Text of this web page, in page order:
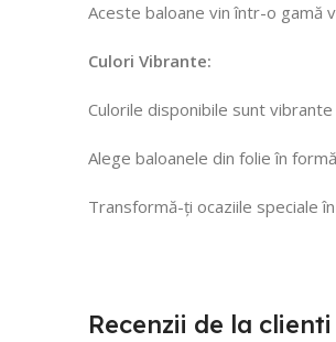
Aceste baloane vin într-o gamă
Culori Vibrante:
Culorile disponibile sunt
Alege baloanele din folie în
Transformă-ți ocaziile speciale
Recenzii de la clienti